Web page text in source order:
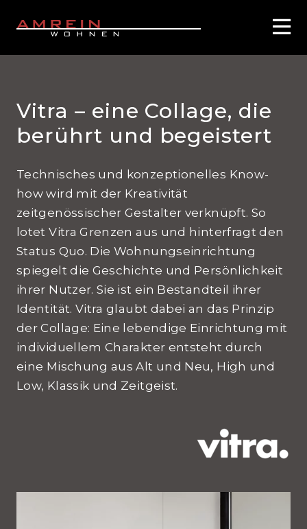
Vitra – eine Collage, die
berührt und begeistert
Technisches und konzeptionelles Know-
how wird mit der Kreativität
zeitgenössischer Gestalter verknüpft. So
lotet Vitra Grenzen aus und hinterfragt den
Status Quo. Die Wohnungseinrichtung
spiegelt die Geschichte und Persönlichkeit
ihrer Nutzer. Sie ist ein Bestandteil ihrer
Identität. Vitra glaubt dabei an das Prinzip
der Collage: Eine lebendige Einrichtung mit
individuellem Charakter entsteht durch
eine Mischung aus Alt und Neu, High und
Low, Klassik und Zeitgeist.